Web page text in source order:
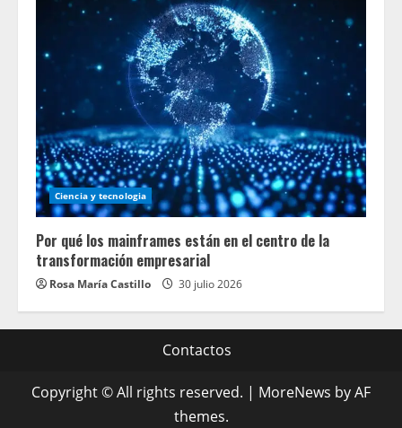
Ciencia y tecnologia
Por qué los mainframes están en el centro de la
transformación empresarial
Rosa María Castillo 30 julio 2026
Contactos
Copyright © All rights reserved. | MoreNews by AF
themes.